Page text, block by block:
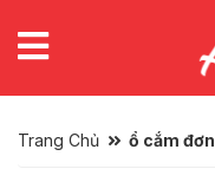
Trang Chủ ổ cắm đơn